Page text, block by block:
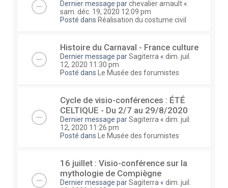
Dernier message parchevalier arnault «
sam. déc. 19, 2020 12:09 pm
Posté dans Réalisation du costume civil
Histoire du Carnaval - France culture
Dernier message parSagiterra « dim. juil.
12, 2020 11:30 pm
Posté dans
Le Musée des forumistes
Cycle de visio-conférences : ÉTÉ
CELTIQUE - Du 2/7 au 29/8/2020
Dernier message parSagiterra « dim. juil.
12, 2020 11:26 pm
Posté dans
Le Musée des forumistes
16 juillet : Visio-conférence sur la
mythologie de Compiègne
Dernier message parSagiterra « dim. juil.